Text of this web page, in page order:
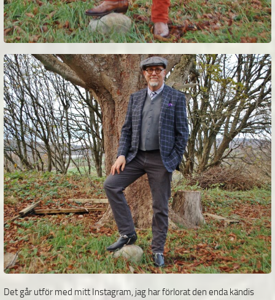
Det går utför med mitt Instagram, jag har förlorat den enda kändis